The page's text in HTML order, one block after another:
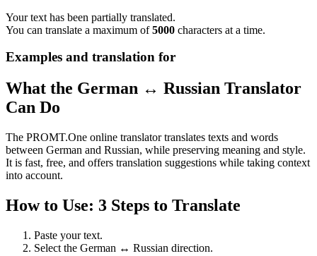
Your text has been partially translated.
You can translate a maximum of5000 characters at a time.
Examples and translation for
What the German ↔ Russian Translator
Can Do
The PROMT.One online translator translates texts and words
between German and Russian, while preserving meaning and style.
It is fast, free, and offers translation suggestions while taking context
into account.
How to Use: 3 Steps to Translate
Paste your text.
Select the German ↔ Russian direction.